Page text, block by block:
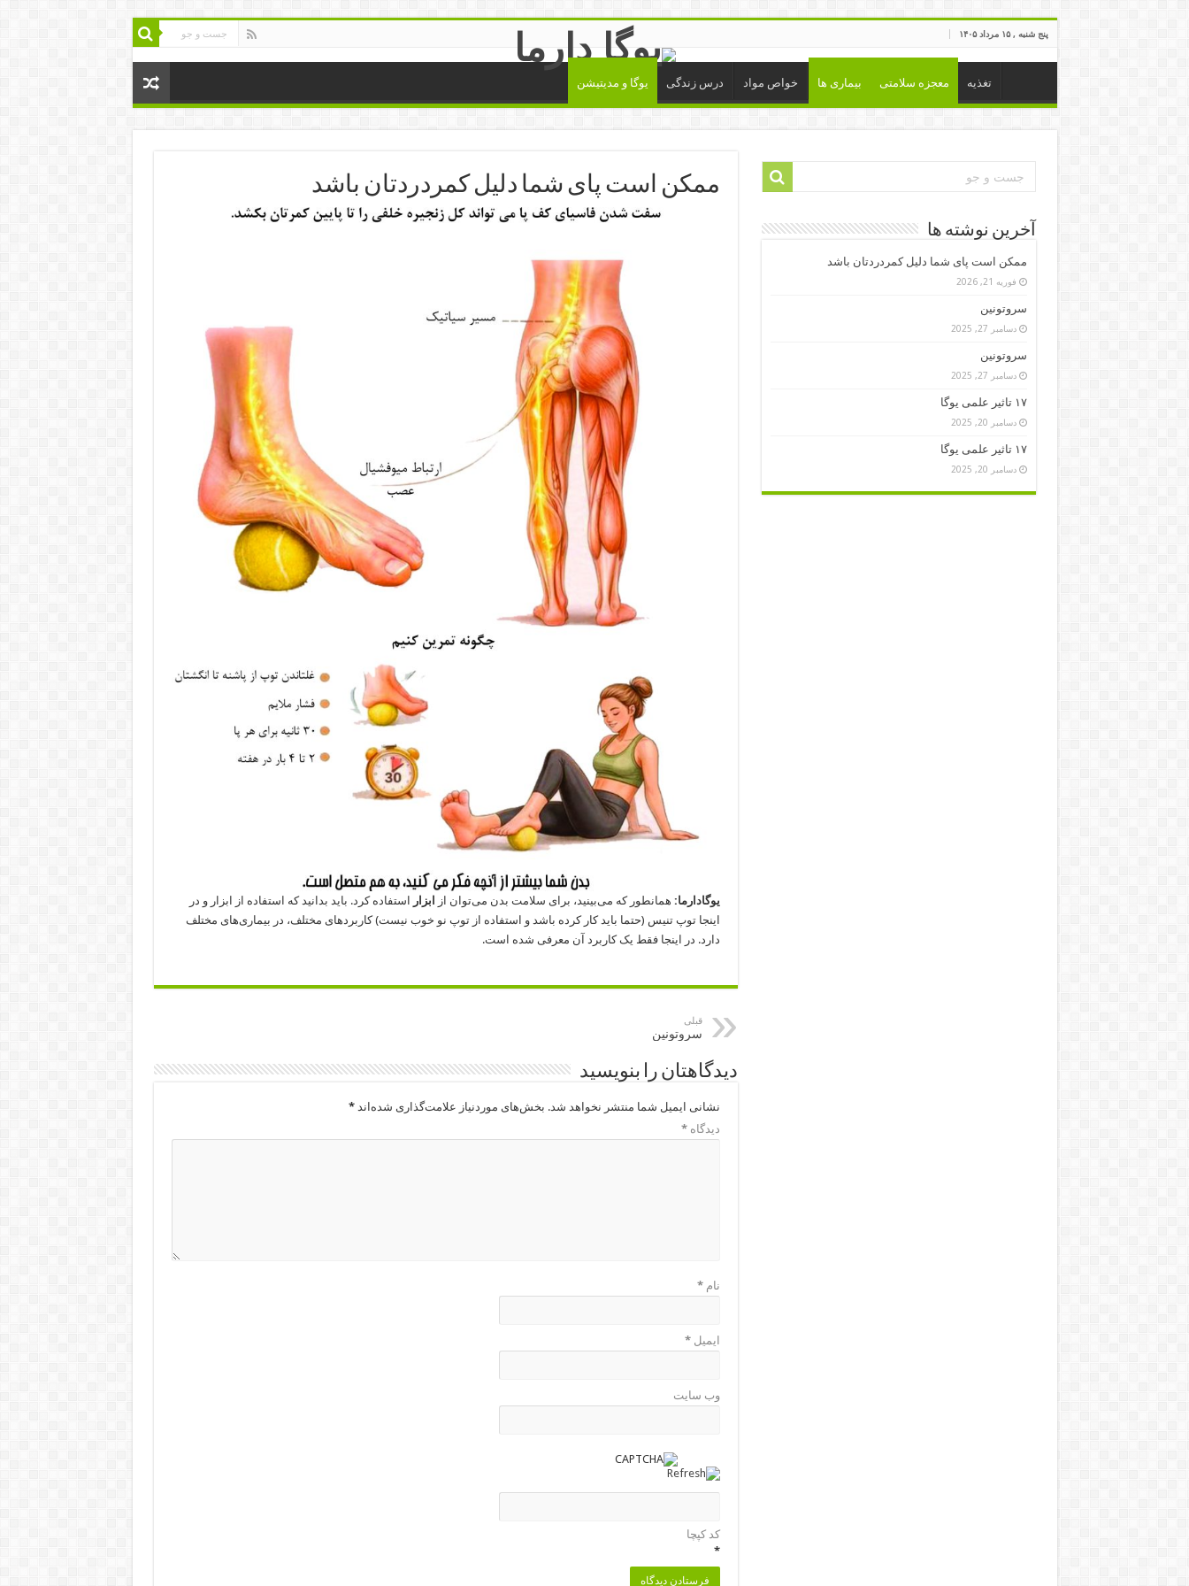
پنج شنبه , ۱۵ مرداد ۱۴۰۵
تغذیه معجزه سلامتی بیماری ها خواص مواد درس زندگی یوگا و مدیتیشن
ممکن است پای شما دلیل کمردردتان باشد
یوگادارما: همانطور که می‌بینید، برای سلامت بدن می‌توان از ابزار
استفاده کرد. باید بدانید که استفاده از ابزار و در
اینجا توپ تنیس (حتما باید کار کرده باشد و استفاده از توپ نو خوب نیست) کاربردهای مختلف، در بیماری‌های مختلف
دارد. در اینجا فقط یک کاربرد آن معرفی شده است.
قبلی
سروتونین
دیدگاهتان را بنویسید
نشانی ایمیل شما منتشر نخواهد شد. بخش‌های موردنیاز علامت‌گذاری شده‌اند*
دیدگاه*
نام*
ایمیل*
وب‌ سایت
کد کپچا
*
آخرین نوشته ها
ممکن است پای شما دلیل کمردردتان باشد
فوریه 21, 2026
سروتونین
دسامبر 27, 2025
سروتونین
دسامبر 27, 2025
۱۷ تاثیر علمی یوگا
دسامبر 20, 2025
۱۷ تاثیر علمی یوگا
دسامبر 20, 2025